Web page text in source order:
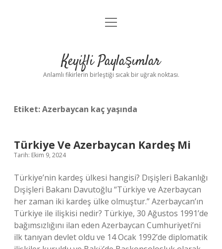
Anasayfa
Yasal Uyarı
menüyü
Keyifli Paylaşımlar
Anlamlı fikirlerin birleştiği sıcak bir uğrak noktası.
Etiket:Azerbaycan kaç yaşında
Türkiye Ve Azerbaycan Kardeş Mi
Tarih: Ekim 9, 2024
Türkiye’nin kardeş ülkesi hangisi? Dışişleri Bakanlığı
Dışişleri Bakanı Davutoğlu “Türkiye ve Azerbaycan
her zaman iki kardeş ülke olmuştur.” Azerbaycan’ın
Türkiye ile ilişkisi nedir? Türkiye, 30 Ağustos 1991’de
bağımsızlığını ilan eden Azerbaycan Cumhuriyeti’ni
ilk tanıyan devlet oldu ve 14 Ocak 1992’de diplomatik